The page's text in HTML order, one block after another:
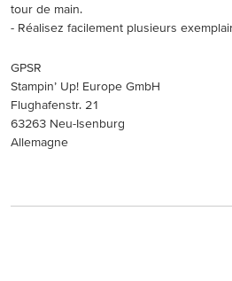
tour de main.
- Réalisez facilement plusieurs
GPSR
Stampin’ Up! Europe GmbH
Flughafenstr. 21
63263 Neu-Isenburg
Allemagne